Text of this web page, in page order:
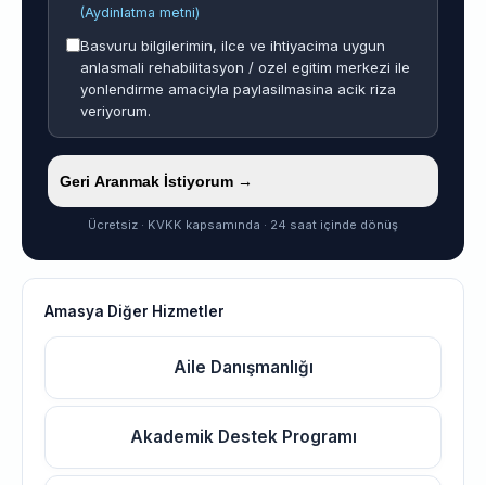
(Aydinlatma metni)
Basvuru bilgilerimin, ilce ve ihtiyacima uygun
anlasmali rehabilitasyon / ozel egitim merkezi ile
yonlendirme amaciyla paylasilmasina acik riza
veriyorum.
Geri Aranmak İstiyorum →
Ücretsiz · KVKK kapsamında · 24 saat içinde dönüş
Amasya Diğer Hizmetler
Aile Danışmanlığı
Akademik Destek Programı